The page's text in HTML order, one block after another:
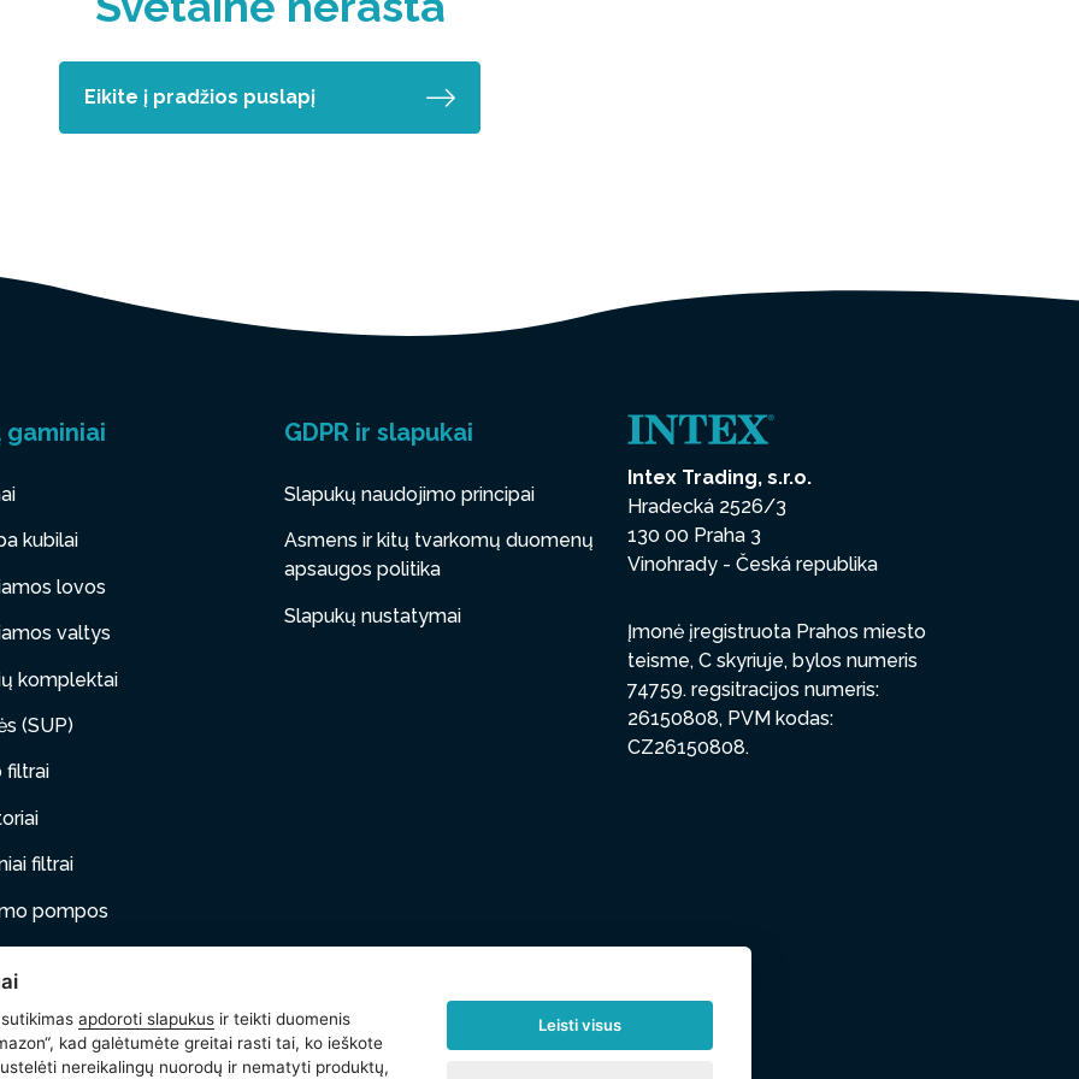
Eikite į pradžios puslapį
gaminiai
kubilai
lovos
valtys
komplektai
(SUP)
filtrai
filtrai
pompos
GDPR ir slapukai
Slapukų naudojimo principai
Asmens ir kitų tvarkomų duomenų
apsaugos politika
Slapukų nustatymai
Intex Trading, s.r.o.
Hradecká 2526/3
130 00 Praha 3
Vinohrady - Česká republika
Įmonė įregistruota Prahos miesto
teisme, C skyriuje, bylos numeris
74759. regsitracijos numeris:
26150808, PVM kodas:
CZ26150808.
apdoroti slapukus ir teikti duomenis
kad galėtumėte greitai rasti tai, ko ieškote
nereikalingų nuorodų ir nematyti produktų,
Leisti visus